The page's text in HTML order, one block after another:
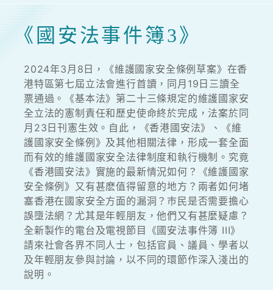
《國安法事件簿3》
2024年3月8日，《維護國家安全條例草案》在香
港特區第七屆立法會進行首讀，同月19日三讀全
票通過。《基本法》第二十三條規定的維護國家安
全立法的憲制責任和歷史使命終於完成，法案於同
月23日刊憲生效。自此，《香港國安法》、《維
護國家安全條例》及其他相關法律，形成一套全面
而有效的維護國家安全法律制度和執行機制。究竟
《香港國安法》實施的最新情況如何？《維護國家
安全條例》又有甚麽值得留意的地方？兩者如何堵
塞香港在國家安全方面的漏洞？巿民是否需要擔心
誤墮法網？尤其是年輕朋友，他們又有甚麼疑慮？
全新製作的電台及電視節目《國安法事件簿 III》
請來社會各界不同人士，包括官員、議員、學者以
及年輕朋友參與討論，以不同的環節作深入淺出的
說明。